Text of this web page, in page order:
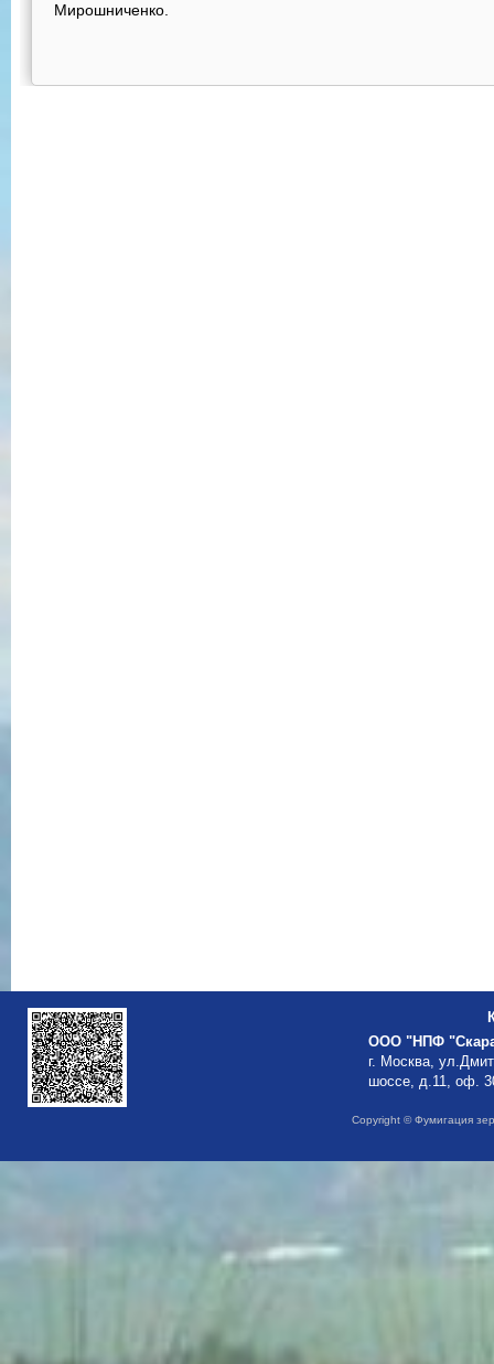
Мирошниченко.
ООО "НПФ
г. Москва,
шоссе, д.11, оф.
Copyright © Фумигация